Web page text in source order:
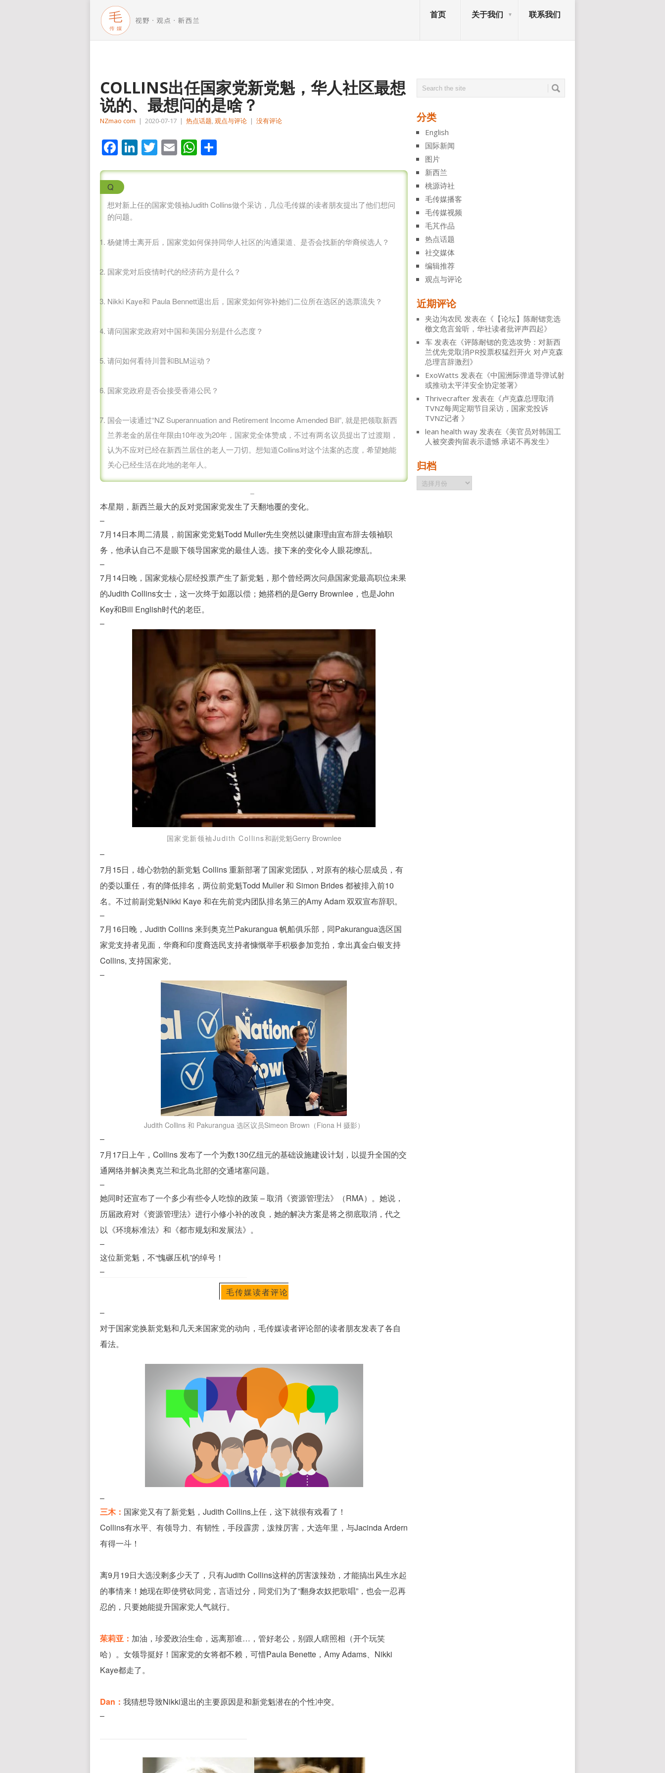
首页 关于我们 联系我们
COLLINS出任国家党新党魁，华人社区最想
说的、最想问的是啥？
NZmao com | 2020-07-17 | 热点话题,观点与评论 | 没有评论
Facebook
LinkedIn
Twitter
EmailWhatsApp
Q
想对新上任的国家党领袖Judith Collins做个采访，几位毛传媒的读者朋友提出了他们想问
的问题。
杨健博士离开后，国家党如何保持同华人社区的沟通渠道、是否会找新的华裔候选人？
国家党对后疫情时代的经济药方是什么？
Nikki Kaye和 Paula Bennett退出后，国家党如何弥补她们二位所在选区的选票流失？
请问国家党政府对中国和美国分别是什么态度？
请问如何看待川普和BLM运动？
国家党政府是否会接受香港公民？
国会一读通过“NZ Superannuation and Retirement Income Amended Bill”, 就是把领取新西
兰养老金的居住年限由10年改为20年，国家党全体赞成，不过有两名议员提出了过渡期，
认为不应对已经在新西兰居住的老人一刀切。想知道Collins对这个法案的态度，希望她能
关心已经生活在此地的老年人。
–
本星期，新西兰最大的反对党国家党发生了天翻地覆的变化。
–
7月14日本周二清晨，前国家党党魁Todd Muller先生突然以健康理由宣布辞去领袖职
务，他承认自己不是眼下领导国家党的最佳人选。接下来的变化令人眼花缭乱。
–
7月14日晚，国家党核心层经投票产生了新党魁，那个曾经两次问鼎国家党最高职位未果
的Judith Collins女士，这一次终于如愿以偿；她搭档的是Gerry Brownlee，也是John
Key和Bill English时代的老臣。
–
国家党新领袖Judith Collins和副党魁Gerry Brownlee
–
7月15日，雄心勃勃的新党魁 Collins 重新部署了国家党团队，对原有的核心层成员，有
的委以重任，有的降低排名，两位前党魁Todd Muller 和 Simon Brides 都被排入前10
名。不过前副党魁Nikki Kaye 和在先前党内团队排名第三的Amy Adam 双双宣布辞职。
–
7月16日晚，Judith Collins 来到奥克兰Pakurangua 帆船俱乐部，同Pakurangua选区国
家党支持者见面，华裔和印度裔选民支持者慷慨举手积极参加竞拍，拿出真金白银支持
Collins, 支持国家党。
–
Judith Collins 和 Pakurangua 选区议员Simeon Brown （Fiona H 摄影）
–
7月17日上午，Collins 发布了一个为数130亿纽元的基础设施建设计划，以提升全国的交
通网络并解决奥克兰和北岛北部的交通堵塞问题。
–
她同时还宣布了一个多少有些令人吃惊的政策 – 取消《资源管理法》（RMA）。她说，
历届政府对《资源管理法》进行小修小补的改良，她的解决方案是将之彻底取消，代之
以《环境标准法》和《都市规划和发展法》。
–
这位新党魁，不“愧碾压机”的绰号！
–
毛传媒读者评论
–
对于国家党换新党魁和几天来国家党的动向，毛传媒读者评论部的读者朋友发表了各自
看法。
–
三木： 国家党又有了新党魁，Judith Collins上任，这下就很有戏看了！
Collins有水平、有领导力、有韧性，手段霹雳，泼辣厉害，大选年里，与Jacinda Ardern
有得一斗！
离9月19日大选没剩多少天了，只有Judith Collins这样的厉害泼辣劲，才能搞出风生水起
的事情来！她现在即使劈砍同党，言语过分，同党们为了“翻身农奴把歌唱”，也会一忍再
忍的，只要她能提升国家党人气就行。
茱莉亚： 加油，珍爱政治生命，远离那谁…，管好老公，别跟人瞎照相（开个玩笑
哈）。女领导挺好！国家党的女将都不赖，可惜Paula Benette，Amy Adams、Nikki
Kaye都走了。
Dan： 我猜想导致Nikki退出的主要原因是和新党魁潜在的个性冲突。
–
分类
English
国际新闻
图片
新西兰
桃源诗社
毛传媒播客
毛传媒视频
毛芃作品
热点话题
社交媒体
编辑推荐
观点与评论
近期评论
夹边沟农民 发表在《 【论坛】陈耐锶竞选
檄文危言耸听，华社读者批评声四起》
车 发表在《评陈耐锶的竞选攻势：对新西
兰优先党取消PR投票权猛烈开火 对卢克森
总理言辞激烈》
ExoWatts 发表在《中国洲际弹道导弹试射
或推动太平洋安全协定签署》
Thrivecrafter 发表在《卢克森总理取消
TVNZ每周定期节目采访，国家党投诉
TVNZ记者 》
lean health way 发表在《美官员对韩国工
人被突袭拘留表示遗憾 承诺不再发生》
归档
归
档